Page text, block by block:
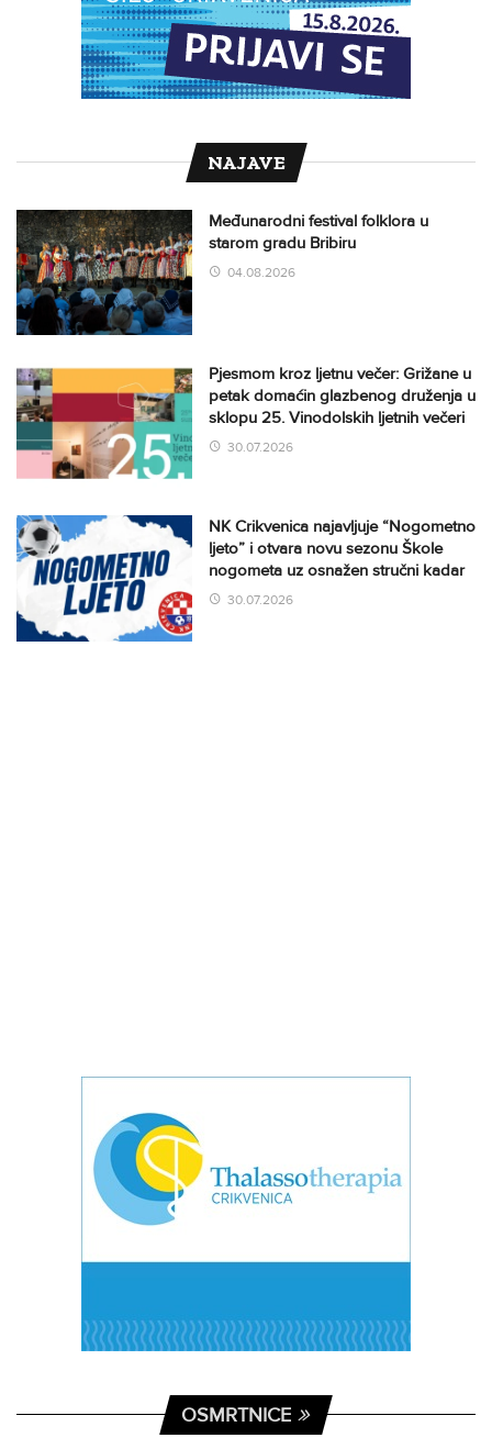
NAJAVE
Međunarodni festival folklora u
starom gradu Bribiru
04.08.2026
Pjesmom kroz ljetnu večer: Grižane u
petak domaćin glazbenog druženja u
sklopu 25. Vinodolskih ljetnih večeri
30.07.2026
NK Crikvenica najavljuje “Nogometno
ljeto” i otvara novu sezonu Škole
nogometa uz osnažen stručni kadar
30.07.2026
OSMRTNICE